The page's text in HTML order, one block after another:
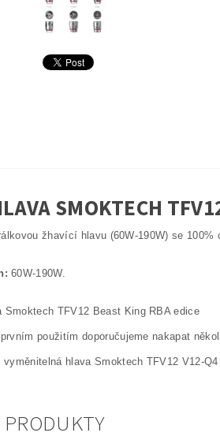
SMOKTECH
žhavící hlavu (60W-190W) se
60W-190W.
Smoktech TFV12 Beast King RBA edice
prvním použitím doporučujeme nakapat
vyměnitelná hlava Smoktech TFV12 V12-